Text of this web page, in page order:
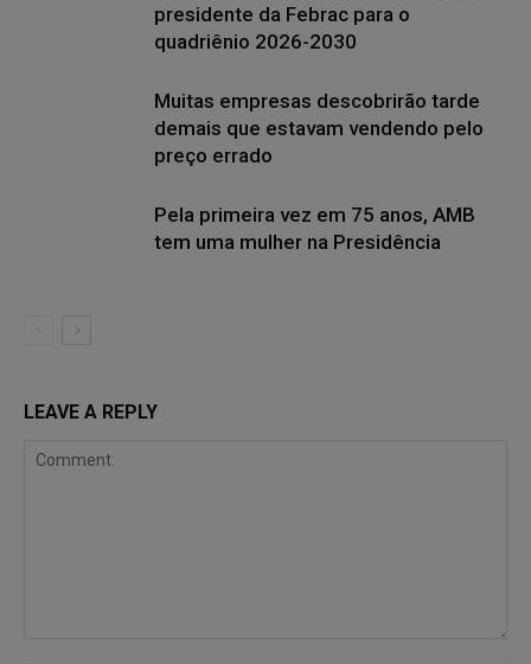
presidente da Febrac para o
quadriênio 2026-2030
Muitas empresas descobrirão tarde
demais que estavam vendendo pelo
preço errado
Pela primeira vez em 75 anos, AMB
tem uma mulher na Presidência
LEAVE A REPLY